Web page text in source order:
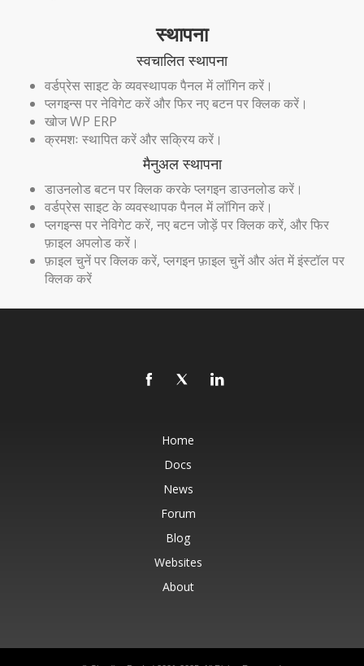
स्थापना
स्वचालित स्थापना
वर्डप्रेस साइट के व्यवस्थापक पैनल में लॉगिन करें।
प्लगइन्स पर नेविगेट करें और फिर नए बटन पर क्लिक करें।
खोज WP ERP
क्रमशः स्थापित करें और सक्रिय करें।
मैनुअल स्थापना
डाउनलोड बटन पर क्लिक करके प्लगइन डाउनलोड करें।
वर्डप्रेस साइट के व्यवस्थापक पैनल में लॉगिन करें।
प्लगइन्स पर नेविगेट करें, नए बटन जोड़ें पर क्लिक करें, और फिर
फ़ाइल अपलोड करें।
फ़ाइल चुनें पर क्लिक करें, प्लगइन फ़ाइल चुनें और अंत में इंस्टॉल पर
क्लिक करें
Home
Docs
News
Forum
Blog
Websites
About